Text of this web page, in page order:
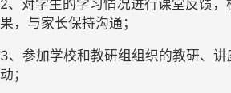
2、对学生的学习情况进行课堂反馈，
果，与家长保持沟通；
3、参加学校和教研组组织的教研、
动；